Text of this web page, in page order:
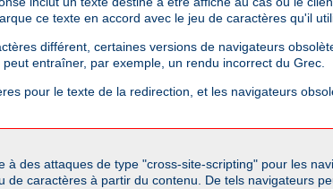
ce texte en accord avec le jeu de caractères qu'il
différent, certaines versions de navigateurs
entraîner, par exemple, un rendu incorrect du Grec.
pour le texte de la redirection, et les navigateurs
des attaques de type "cross-site-scripting" pour les
caractères à partir du contenu. De tels navigateurs